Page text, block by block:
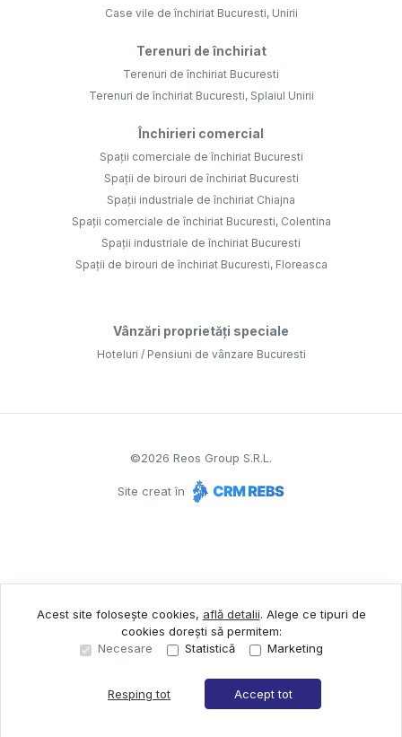
Case vile de închiriat Bucuresti, Unirii
Terenuri de închiriat
Terenuri de închiriat Bucuresti
Terenuri de închiriat Bucuresti, Splaiul Unirii
Închirieri comercial
Spații comerciale de închiriat Bucuresti
Spații de birouri de închiriat Bucuresti
Spații industriale de închiriat Chiajna
Spații comerciale de închiriat Bucuresti, Colentina
Spații industriale de închiriat Bucuresti
Spații de birouri de închiriat Bucuresti, Floreasca
Vânzări proprietăți speciale
Hoteluri / Pensiuni de vânzare Bucuresti
©2026 Reos Group S.R.L.
Site creat în
Acest site folosește cookies, află detalii. Alege ce tipuri de
cookies dorești să permitem:
Necesare
Statistică Marketing
Resping tot Accept tot